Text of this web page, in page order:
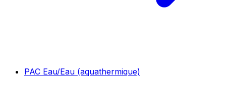
PAC Eau/Eau (aquathermique)